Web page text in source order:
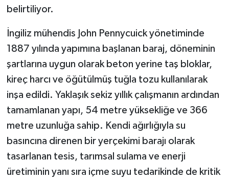
belirtiliyor.
İngiliz mühendis John Pennycuick yönetiminde
1887 yılında yapımına başlanan baraj, döneminin
şartlarına uygun olarak beton yerine taş bloklar,
kireç harcı ve öğütülmüş tuğla tozu kullanılarak
inşa edildi. Yaklaşık sekiz yıllık çalışmanın ardından
tamamlanan yapı, 54 metre yüksekliğe ve 366
metre uzunluğa sahip. Kendi ağırlığıyla su
basıncına direnen bir yerçekimi barajı olarak
tasarlanan tesis, tarımsal sulama ve enerji
üretiminin yanı sıra içme suyu tedarikinde de kritik